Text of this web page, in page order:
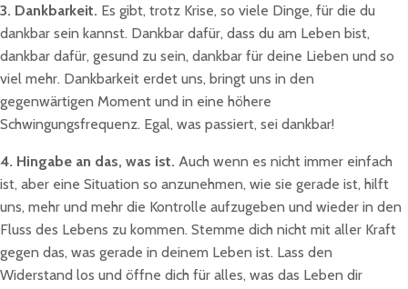
3. Dankbarkeit. Es gibt, trotz Krise, so viele Dinge, für die du
dankbar sein kannst. Dankbar dafür, dass du am Leben bist,
dankbar dafür, gesund zu sein, dankbar für deine Lieben und so
viel mehr. Dankbarkeit erdet uns, bringt uns in den
gegenwärtigen Moment und in eine höhere
Schwingungsfrequenz. Egal, was passiert, sei dankbar!
4. Hingabe an das, was ist. Auch wenn es nicht immer einfach
ist, aber eine Situation so anzunehmen, wie sie gerade ist, hilft
uns, mehr und mehr die Kontrolle aufzugeben und wieder in den
Fluss des Lebens zu kommen. Stemme dich nicht mit aller Kraft
gegen das, was gerade in deinem Leben ist. Lass den
Widerstand los und öffne dich für alles, was das Leben dir